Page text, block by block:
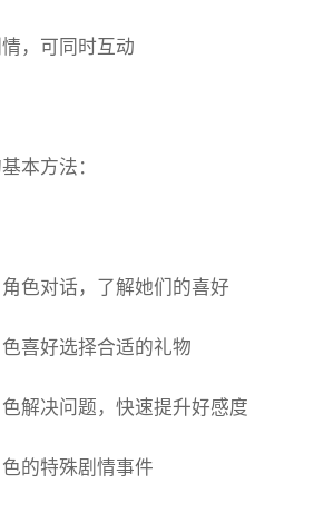
，可同时互动
本方法：
色对话，了解她们的喜好
喜好选择合适的礼物
解决问题，快速提升好感度
的特殊剧情事件